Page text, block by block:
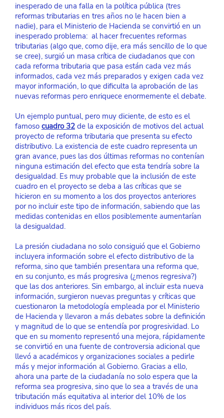
inesperado de una falla en la política pública (tres
reformas tributarias en tres años no le hacen bien a
nadie), para el Ministerio de Hacienda se convirtió en un
inesperado problema:  al hacer frecuentes reformas
tributarias (algo que, como dije, era más sencillo de lo que
se cree), surgió un masa crítica de ciudadanos que con
cada reforma tributaria que pasa están cada vez más
informados, cada vez más preparados y exigen cada vez
mayor información, lo que dificulta la aprobación de las
nuevas reformas pero enriquece enormemente el debate.
Un ejemplo puntual, pero muy diciente, de esto es el
famoso cuadro 32 de la exposición de motivos del actual
proyecto de reforma tributaria que presenta su efecto
distributivo. La existencia de este cuadro representa un
gran avance, pues las dos últimas reformas no contenían
ninguna estimación del efecto que esta tendría sobre la
desigualdad. Es muy probable que la inclusión de este
cuadro en el proyecto se deba a las críticas que se
hicieron en su momento a los dos proyectos anteriores
por no incluir este tipo de información, sabiendo que las
medidas contenidas en ellos posiblemente aumentarían
la desigualdad.
La presión ciudadana no solo consiguió que el Gobierno
incluyera información sobre el efecto distributivo de la
reforma, sino que también presentara una reforma que,
en su conjunto, es más progresiva (¿menos regresiva?)
que las dos anteriores. Sin embargo, al incluir esta nueva
información, surgieron nuevas preguntas y críticas que
cuestionaron la metodología empleada por el Ministerio
de Hacienda y llevaron a más debates sobre la definición
y magnitud de lo que se entendía por progresividad. Lo
que en su momento representó una mejora, rápidamente
se convirtió en una fuente de controversia adicional que
llevó a académicos y organizaciones sociales a pedirle
más y mejor información al Gobierno. Gracias a ello,
ahora una parte de la ciudadanía no solo espera que la
reforma sea progresiva, sino que lo sea a través de una
tributación más equitativa al interior del 10% de los
individuos más ricos del país.